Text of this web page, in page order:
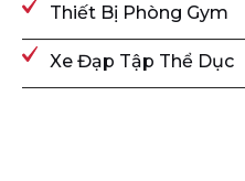
Thiết Bị Phòng Gym
Xe Đạp Tập Thể Dục